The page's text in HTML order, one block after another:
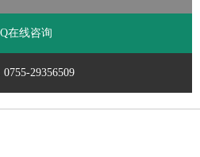
在线咨询
29356509